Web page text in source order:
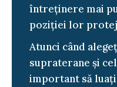
întreținere mai
poziției lor
Atunci când
supraterane și
important să